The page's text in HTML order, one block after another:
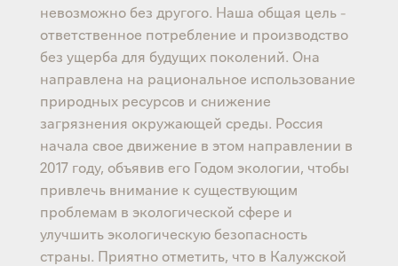
невозможно без другого. Наша общая цель -
ответственное потребление и производство
без ущерба для будущих поколений. Она
направлена на рациональное использование
природных ресурсов и снижение
загрязнения окружающей среды. Россия
начала свое движение в этом направлении в
2017 году, объявив его Годом экологии, чтобы
привлечь внимание к существующим
проблемам в экологической сфере и
улучшить экологическую безопасность
страны. Приятно отметить, что в Калужской